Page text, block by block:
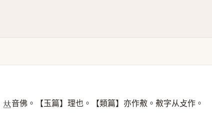
𠀤音佛。【玉篇】理也。【類篇】亦作㪄。㪄字从攴作。